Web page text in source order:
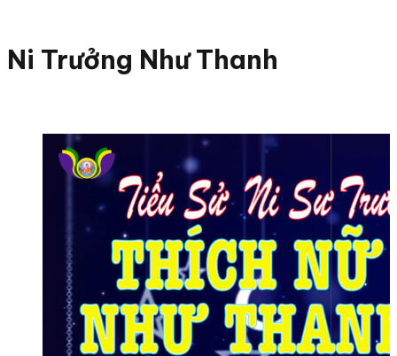
Ni Trưởng Như Thanh